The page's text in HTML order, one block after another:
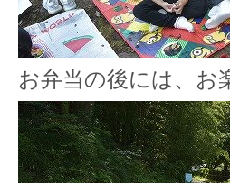
お弁当の後には、お